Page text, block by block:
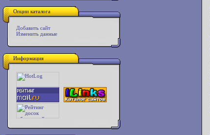
Опции каталога
Добавить сайт
Изменить данные
Информация